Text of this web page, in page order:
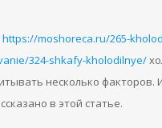
https://moshoreca.ru/265-
324-shkafy-kholodilnye/
несколько факторов.
в этой статье.